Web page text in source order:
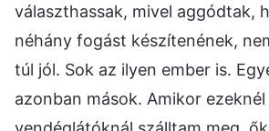
választhassak, mivel aggódtak,
néhány fogást készítenének,
túl jól. Sok az ilyen ember is.
azonban mások. Amikor ezeknél